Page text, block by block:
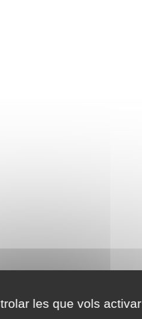
les que vols activar